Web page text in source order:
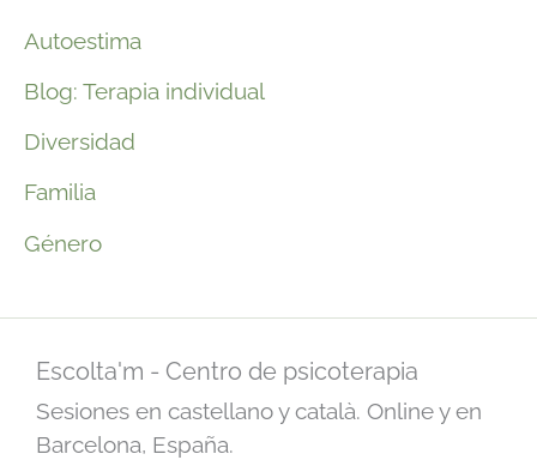
Autoestima
Blog: Terapia individual
Diversidad
Familia
Género
Escolta'm - Centro de psicoterapia
Sesiones en castellano y català. Online y en
Barcelona, España.